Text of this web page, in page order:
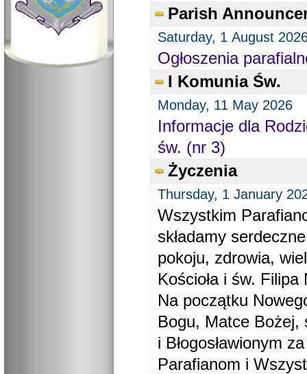
Parish
Saturday, 1 August
Ogłoszenia
I Komunia Św.
Monday, 11 May 2026
Informacje dla
św. (nr 3)
Życzenia
Thursday, 1 January
Wszystkim
składamy
pokoju, zdrowia,
Kościoła i św. Filipa
Na początku
Bogu, Matce Bożej,
i Błogosławionym
Parafianom i